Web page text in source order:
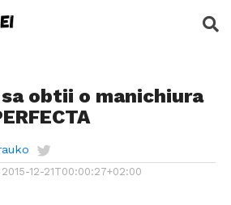
sa obtii o manichiura
2015-12-21T00:00:27+02:00